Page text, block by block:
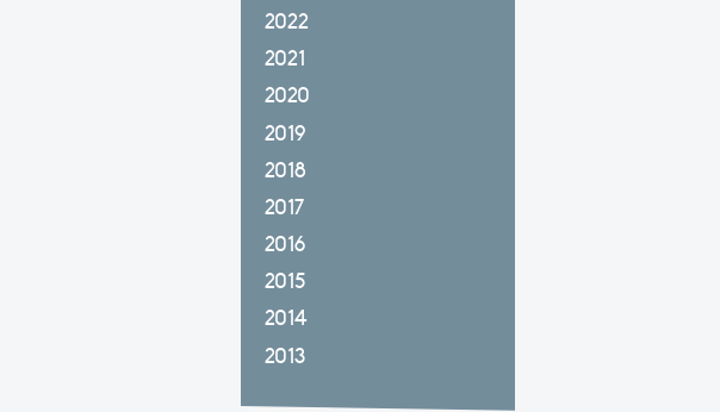
2022
2021
2020
2019
2018
2017
2016
2015
2014
2013